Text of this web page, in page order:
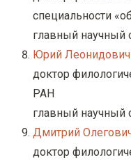
специальности
главный научный
Юрий Леонидович
доктор
РАН
главный научный
Дмитрий
доктор